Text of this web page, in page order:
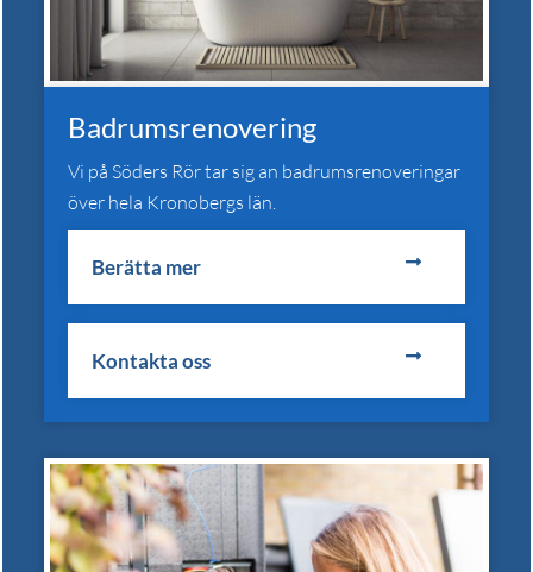
Badrumsrenovering
Vi på Söders Rör tar sig an badrumsrenoveringar
över hela Kronobergs län.
Berätta mer
Kontakta oss